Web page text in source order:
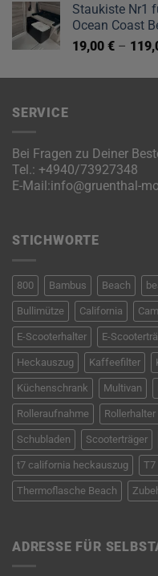
Staukiste Nr1
Ocean Coast
19,00 € –
SERVICE
Bei Fragen zu Deiner
Tel.: +4940/73927348
E-Mail:info@gruenthal-
STICHWORTE
800 Bambus Beach
Bullimütze California
E-Scooterhalter E-
Heckauszug Kaffeefilter
Küchenschrank Multivan
Rolleraufnahme Rollerhalter
Schubladen Scooterträger
t7 california heckauszug T7
Thermoflasche Beach
ADRESSE FÜR